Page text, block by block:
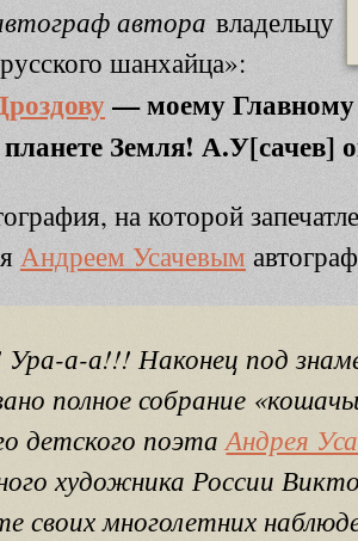
автора владельцу
шанхайца»:
— моему Главному
Земля! А.У[сачев]
на которой
Андреем Усачевым
а-а!!! Наконец под
полное собрание
детского поэтаАндрея
художника России
своих многолетних